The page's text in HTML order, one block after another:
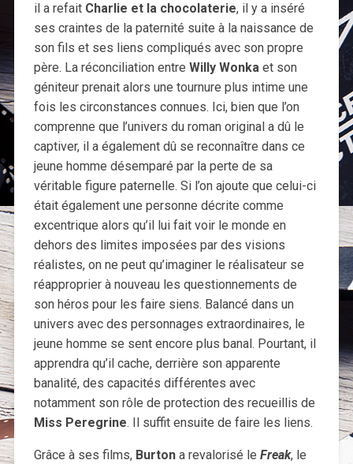
il a refait Charlie et la chocolaterie, il y a inséré
ses craintes de la paternité suite à la naissance de
son fils et ses liens compliqués avec son propre
père. La réconciliation entre Willy Wonkaet son
géniteur prenait alors une tournure plus intime une
fois les circonstances connues. Ici, bien que l’on
comprenne que l’univers du roman original a dû le
captiver, il a également dû se reconnaître dans ce
jeune homme désemparé par la perte de sa
véritable figure paternelle. Si l’on ajoute que celui-ci
était également une personne décrite comme
excentrique alors qu’il lui fait voir le monde en
dehors des limites imposées par des visions
réalistes, on ne peut qu’imaginer le réalisateur se
réapproprier à nouveau les questionnements de
son héros pour les faire siens. Balancé dans un
univers avec des personnages extraordinaires, le
jeune homme se sent encore plus banal. Pourtant, il
apprendra qu’il cache, derrière son apparente
banalité, des capacités différentes avec
notamment son rôle de protection des recueillis de
Miss Peregrine. Il suffit ensuite de faire les liens.
Grâce à ses films, Burtona revalorisé le Freak, le